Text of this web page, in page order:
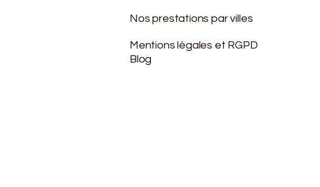
Nos prestations par villes
Mentions légales et RGPD
Blog